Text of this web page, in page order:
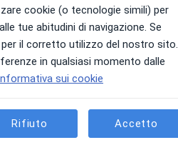
disponibili!
prenotazioni online
cookie (o tecnologie simili) per
tue abitudini di navigazione. Se
il corretto utilizzo del nostro sito.
in qualsiasi momento dalle
sui cookie
Rifiuto Accetto